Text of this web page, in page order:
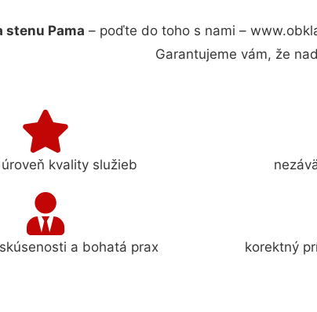
stenu Pama – poďte do toho s nami –
Garantujeme vám, že
kvality služieb
a bohatá prax korektný